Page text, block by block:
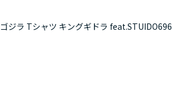
ゴジラ Tシャツ キングギドラ feat.STUIDO696